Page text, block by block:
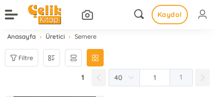
Kaydol
Anasayfa Üretici Semere
Filtre
1 1